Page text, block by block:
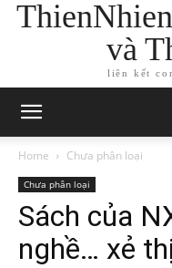
và
liên kết
Home Chưa phân loại
Chưa phân loại
Sách của
nghề… xẻ